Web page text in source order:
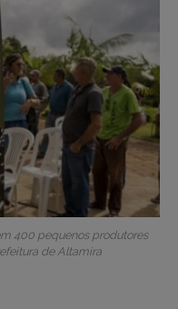
400 pequenos produtores
de Altamira